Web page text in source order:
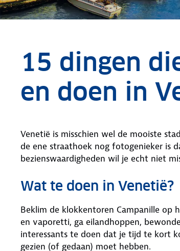
15 dingen
en doen in
Venetië is misschien wel de mooiste
de ene straathoek nog fotogenieker is
bezienswaardigheden wil je echt niet
Wat te doen in Venetië?
Beklim de klokkentoren Campanille op
en vaporetti, ga eilandhoppen,
interessants te doen dat je tijd te kort
gezien (of gedaan) moet hebben.